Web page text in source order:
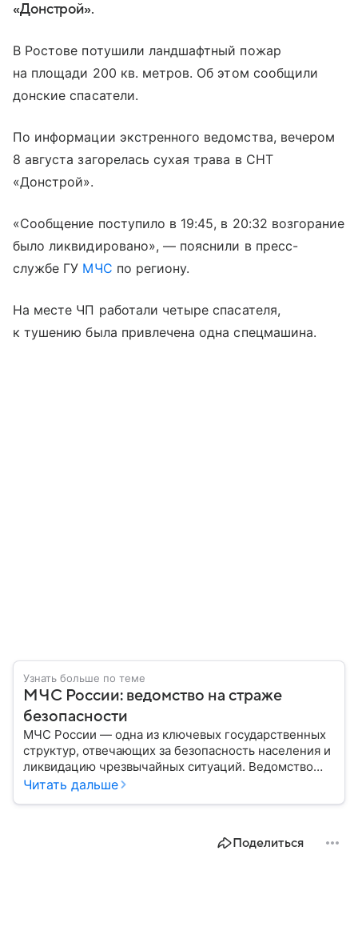
«Донстрой».
В Ростове потушили ландшафтный пожар
на площади 200 кв. метров. Об этом сообщили
донские спасатели.
По информации экстренного ведомства, вечером
8 августа загорелась сухая трава в СНТ
«Донстрой».
«Сообщение поступило в 19:45, в 20:32 возгорание
было ликвидировано», — пояснили в пресс-
службе ГУ МЧС по региону.
На месте ЧП работали четыре спасателя,
к тушению была привлечена одна спецмашина.
Узнать больше по теме
МЧС России: ведомство на страже
безопасности
МЧС России — одна из ключевых государственных
структур, отвечающих за безопасность населения и
ликвидацию чрезвычайных ситуаций. Ведомство
играет важную роль в защите граждан от
задачи выполняет и какую роль играет в
Читать дальше
Поделиться